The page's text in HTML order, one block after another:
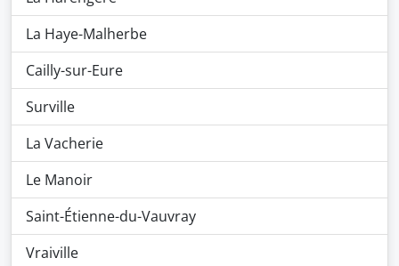
La Haye-Malherbe
Cailly-sur-Eure
Surville
La Vacherie
Le Manoir
Saint-Étienne-du-Vauvray
Vraiville